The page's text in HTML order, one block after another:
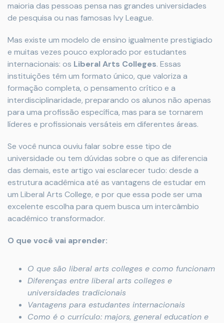
maioria das pessoas pensa nas grandes universidades
de pesquisa ou nas famosas Ivy League.
Mas existe um modelo de ensino igualmente prestigiado
e muitas vezes pouco explorado por estudantes
internacionais: os Liberal Arts Colleges. Essas
instituições têm um formato único, que valoriza a
formação completa, o pensamento crítico e a
interdisciplinaridade, preparando os alunos não apenas
para uma profissão específica, mas para se tornarem
líderes e profissionais versáteis em diferentes áreas.
Se você nunca ouviu falar sobre esse tipo de
universidade ou tem dúvidas sobre o que as diferencia
das demais, este artigo vai esclarecer tudo: desde a
estrutura acadêmica até as vantagens de estudar em
um Liberal Arts College, e por que essa pode ser uma
excelente escolha para quem busca um intercâmbio
acadêmico transformador.
O que você vai aprender:
O que são liberal arts colleges e como funcionam
Diferenças entre liberal arts colleges e
universidades tradicionais
Vantagens para estudantes internacionais
Como é o currículo: majors, general education e